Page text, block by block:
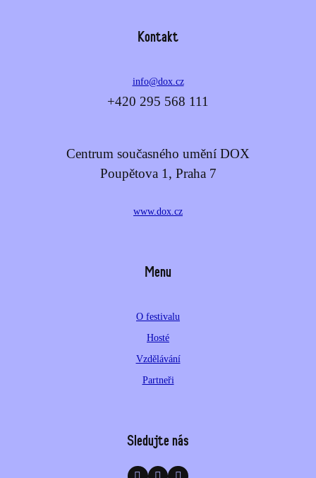
Kontakt
info@dox.cz
+420 295 568 111
Centrum současného umění DOX
Poupětova 1, Praha 7
www.dox.cz
Menu
O festivalu
Hosté
Vzdělávání
Partneři
Sledujte nás